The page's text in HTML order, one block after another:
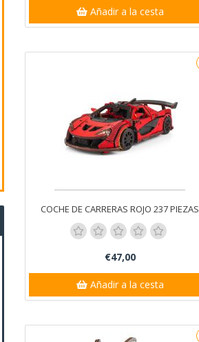
Añadir a la cesta
COCHE DE CARRERAS ROJO 237 PIEZAS
€47,00
Añadir a la cesta